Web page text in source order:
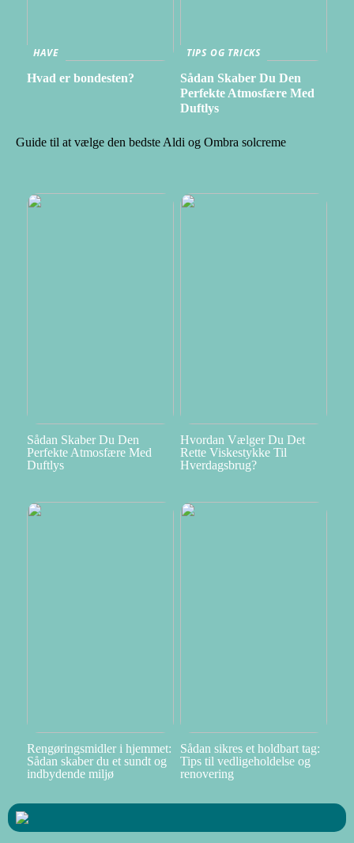
HAVE
Hvad er bondesten?
TIPS OG TRICKS
Sådan Skaber Du Den
Perfekte Atmosfære Med
Duftlys
Guide til at vælge den bedste Aldi og Ombra solcreme
Sådan Skaber Du Den
Perfekte Atmosfære Med
Duftlys
Hvordan Vælger Du Det
Rette Viskestykke Til
Hverdagsbrug?
Rengøringsmidler i hjemmet:
Sådan skaber du et sundt og
indbydende miljø
Sådan sikres et holdbart tag:
Tips til vedligeholdelse og
renovering